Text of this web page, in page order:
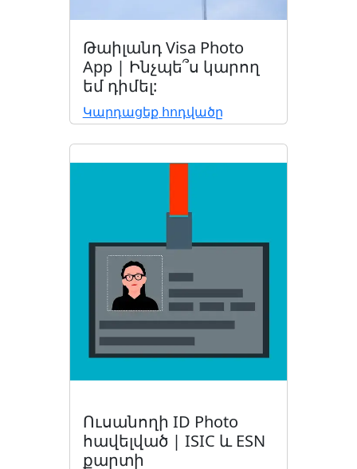
Թաիլանդ Visa Photo
App | Ինչպե՞ս կարող
եմ դիմել:
Կարդացեք հոդվածը
Ուսանողի ID Photo
հավելված | ISIC և ESN
քարտի